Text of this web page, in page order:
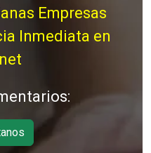
Empresas
Inmediata en